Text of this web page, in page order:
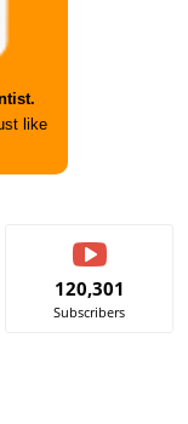
like
120,301
Subscribers